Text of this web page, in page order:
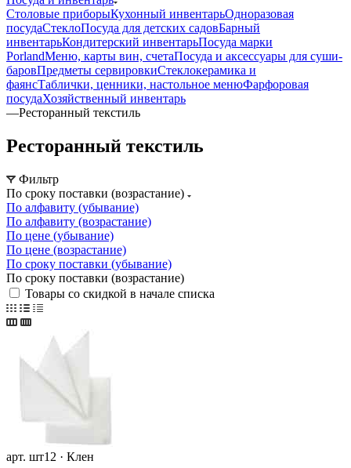
Столовые приборыКухонный инвентарьОдноразовая
посудаСтеклоПосуда для детских садовБарный
инвентарьКондитерский инвентарьПосуда марки
PorlandМеню, карты вин, счетаПосуда и аксессуары для суши-
баровПредметы сервировкиСтеклокерамика и
фаянсТаблички, ценники, настольное менюФарфоровая
посудаХозяйственный инвентарь
—Ресторанный текстиль
Ресторанный текстиль
Фильтр
По сроку поставки (возрастание)
По алфавиту (убывание)
По алфавиту (возрастание)
По цене (убывание)
По цене (возрастание)
По сроку поставки (убывание)
По сроку поставки (возрастание)
Товары со скидкой в начале списка
арт. шт12 · Клен